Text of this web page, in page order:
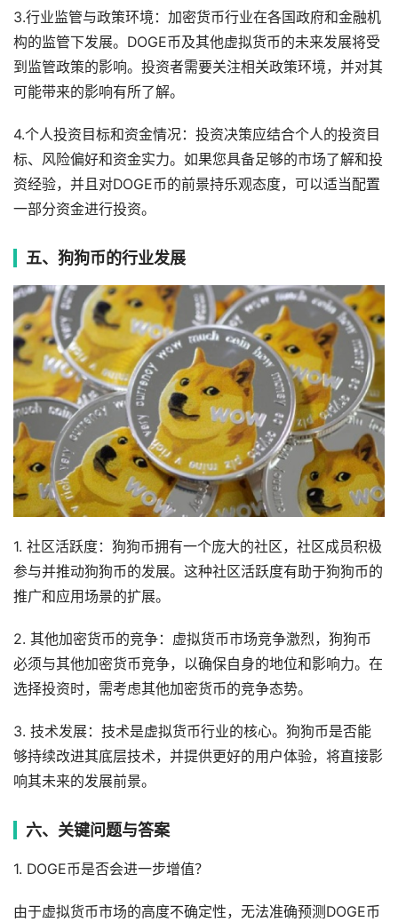
3.行业监管与政策环境：加密货币行业在各国政府和金融机
构的监管下发展。DOGE币及其他虚拟货币的未来发展将受
到监管政策的影响。投资者需要关注相关政策环境，并对其
可能带来的影响有所了解。
4.个人投资目标和资金情况：投资决策应结合个人的投资目
标、风险偏好和资金实力。如果您具备足够的市场了解和投
资经验，并且对DOGE币的前景持乐观态度，可以适当配置
一部分资金进行投资。
五、狗狗币的行业发展
1. 社区活跃度：狗狗币拥有一个庞大的社区，社区成员积极
参与并推动狗狗币的发展。这种社区活跃度有助于狗狗币的
推广和应用场景的扩展。
2. 其他加密货币的竞争：虚拟货币市场竞争激烈，狗狗币
必须与其他加密货币竞争，以确保自身的地位和影响力。在
选择投资时，需考虑其他加密货币的竞争态势。
3. 技术发展：技术是虚拟货币行业的核心。狗狗币是否能
够持续改进其底层技术，并提供更好的用户体验，将直接影
响其未来的发展前景。
六、关键问题与答案
1. DOGE币是否会进一步增值？
由于虚拟货币市场的高度不确定性，无法准确预测DOGE币